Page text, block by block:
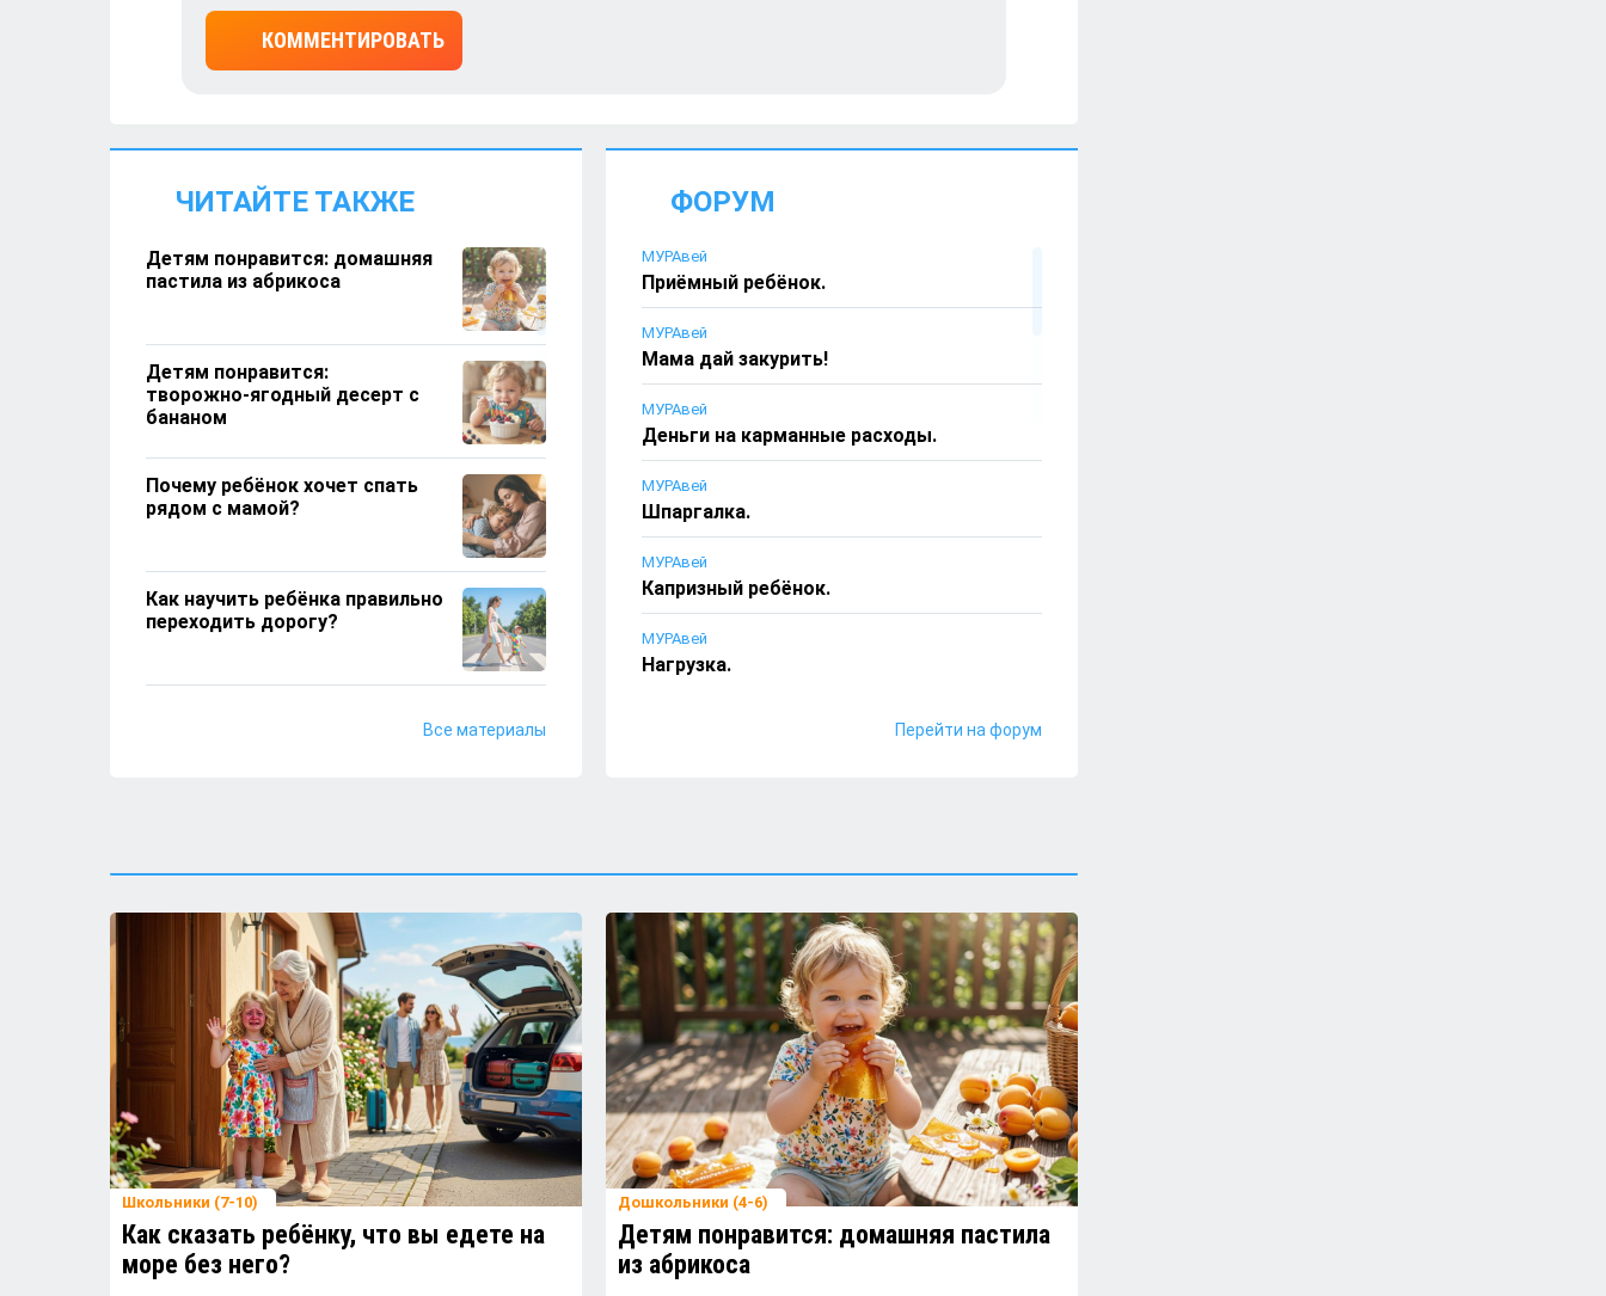
КОММЕНТИРОВАТЬ
ЧИТАЙТЕ ТАКЖЕ
Детям понравится: домашняя
пастила из абрикоса
Детям понравится:
творожно‑ягодный десерт с
бананом
Почему ребёнок хочет спать
рядом с мамой?
Как научить ребёнка правильно
переходить дорогу?
Какие игрушки лучше не брать с
собой на детскую площадку?
Детям понравится: кабачковые
оладушки — солнечно, вкусно и
полезно!
Как гулять с ребёнком в жару и
не переживать?
Песок в сандалиях после
Все материалы
ФОРУМ
МУРАвей
Приёмный ребёнок.
МУРАвей
Мама дай закурить!
МУРАвей
Деньги на карманные расходы.
МУРАвей
Шпаргалка.
МУРАвей
Капризный ребёнок.
МУРАвей
Нагрузка.
МУРАвей
Ты кого больше любишь?
Перейти на форум
Школьники (7-10)
Как сказать ребёнку, что вы едете на
море без него?
Дошкольники (4-6)
Детям понравится: домашняя пастила
из абрикоса